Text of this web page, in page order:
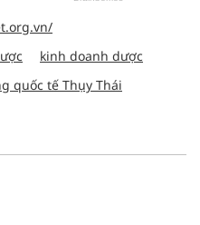
kinh doanh dược
quốc tế Thụy Thái